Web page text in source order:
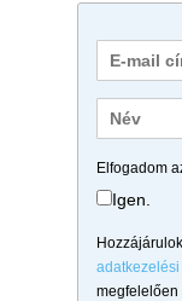
Elfogadom
Igen.
megfelelően